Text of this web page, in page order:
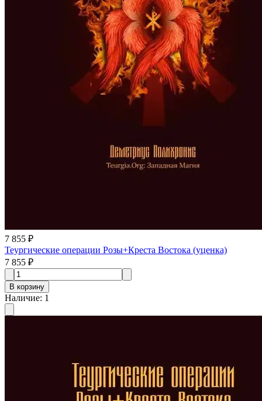
7 855 ₽
Теургические операции Розы+Креста Востока (уценка)
7 855 ₽
В корзину
Наличие: 1